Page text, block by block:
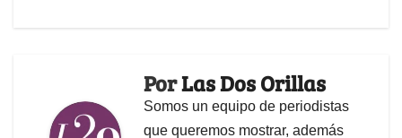
PorLas Dos Orillas
Somos un equipo de periodistas
que queremos mostrar, además